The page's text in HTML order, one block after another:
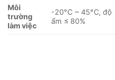
Môi
trường
làm việc
-20°C ~ 45°C, độ
ẩm ≤ 80%